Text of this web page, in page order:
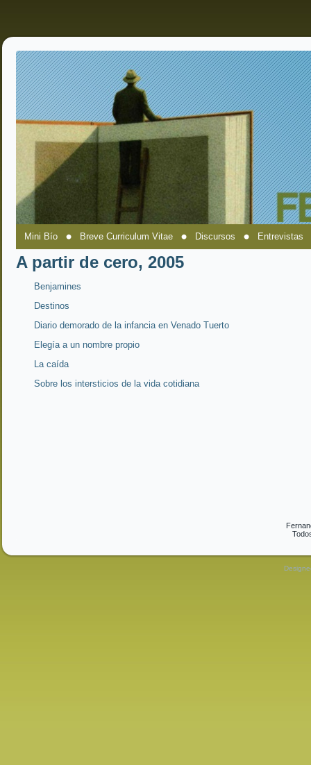
Mini Bío Breve Curriculum Vitae Discursos Entrevistas
A partir de cero, 2005
Benjamines
Destinos
Diario demorado de la infancia en Venado Tuerto
Elegía a un nombre propio
La caída
Sobre los intersticios de la vida cotidiana